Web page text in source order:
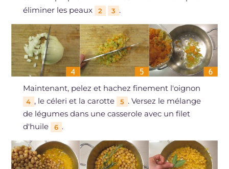
éliminer les peaux
2 3 .
Maintenant, pelez et hachez finement l'oignon
4 , le céleri et la carotte 5 . Versez le mélange
de légumes dans une casserole avec un filet
d'huile
6 .